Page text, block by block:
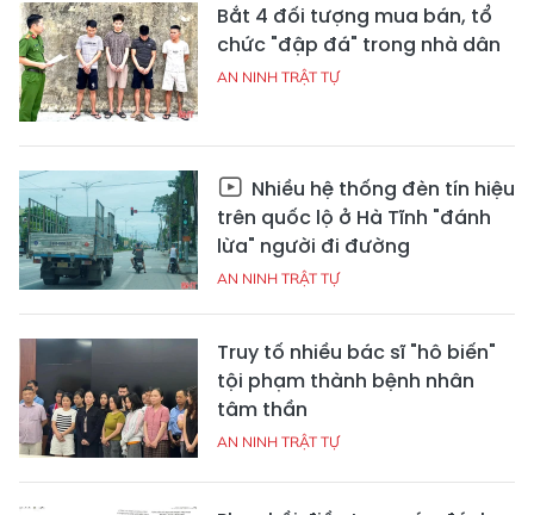
Bắt 4 đối tượng mua bán, tổ
chức "đập đá" trong nhà dân
AN NINH TRẬT TỰ
Nhiều hệ thống đèn tín hiệu
trên quốc lộ ở Hà Tĩnh "đánh
lừa" người đi đường
AN NINH TRẬT TỰ
Truy tố nhiều bác sĩ "hô biến"
tội phạm thành bệnh nhân
tâm thần
AN NINH TRẬT TỰ